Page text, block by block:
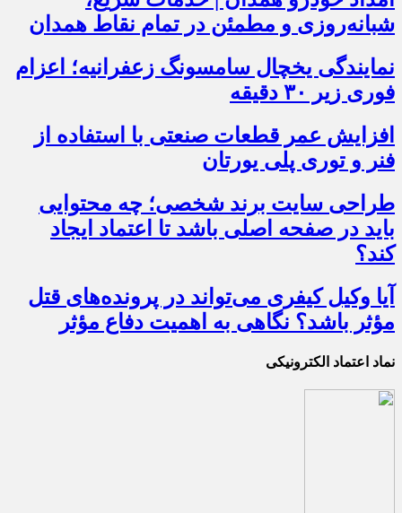
شبانه‌روزی و مطمئن در تمام نقاط همدان
نمایندگی یخچال سامسونگ زعفرانیه؛ اعزام
فوری زیر ۳۰ دقیقه
افزایش عمر قطعات صنعتی با استفاده از
فنر و توری پلی یورتان
طراحی سایت برند شخصی؛ چه محتوایی
باید در صفحه اصلی باشد تا اعتماد ایجاد
کند؟
آیا وکیل کیفری می‌تواند در پرونده‌های قتل
مؤثر باشد؟ نگاهی به اهمیت دفاع مؤثر
نماد اعتماد الکترونیکی